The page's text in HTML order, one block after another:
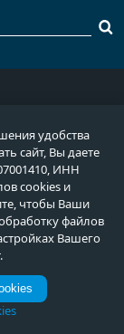
удобства
сайт, Вы даете
ИНН
cookies и
чтобы Ваши
файлов
Вашего